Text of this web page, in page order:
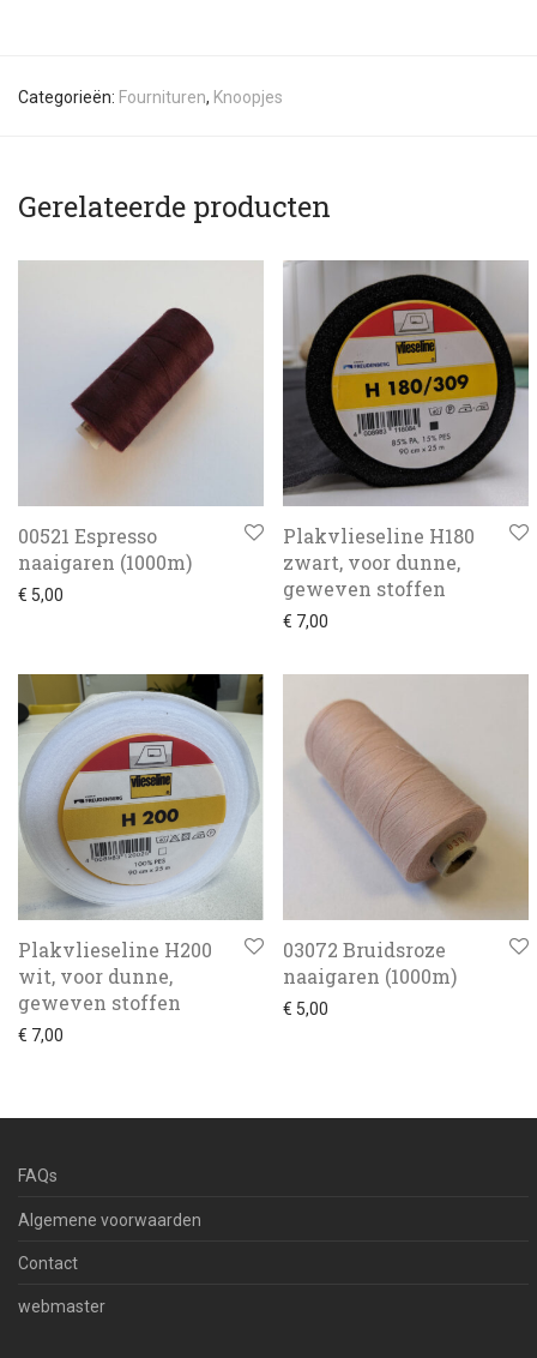
Categorieën: Fournituren, Knoopjes
Gerelateerde producten
00521 Espresso
naaigaren (1000m)
€ 5,00
Plakvlieseline H180
zwart, voor dunne,
geweven stoffen
€ 7,00
Plakvlieseline H200
wit, voor dunne,
geweven stoffen
€ 7,00
03072 Bruidsroze
naaigaren (1000m)
€ 5,00
FAQs
Algemene voorwaarden
Contact
webmaster